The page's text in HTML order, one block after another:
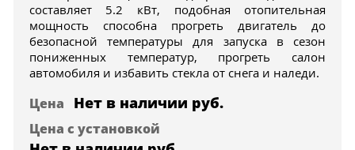
составляет 5.2 кВт, подобная отопительная
мощность способна прогреть двигатель до
безопасной температуры для запуска в сезон
пониженных температур, прогреть салон
автомобиля и избавить стекла от снега и наледи.
Цена Нет в наличии руб.
Цена с установкой